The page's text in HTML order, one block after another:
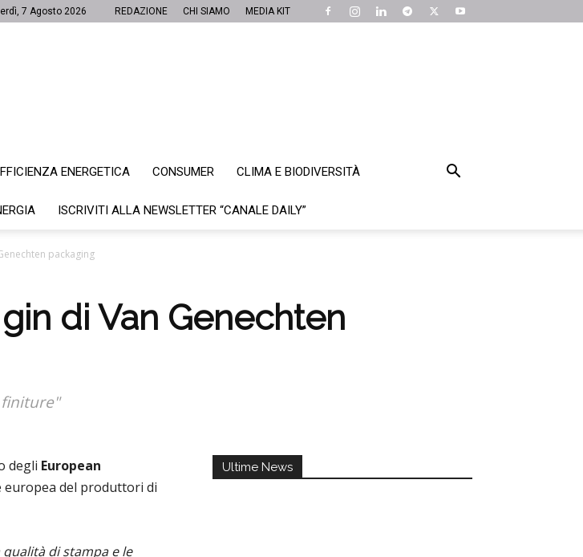
7 Agosto 2026 REDAZIONE CHI SIAMO MEDIA KIT
ENERGETICA CONSUMER CLIMA E BIODIVERSITÀ
ISCRIVITI ALLA NEWSLETTER “CANALE DAILY”
packaging
di Van Genechten
finiture"
degli European
europea del produttori di
qualità di stampa e le
Ultime News